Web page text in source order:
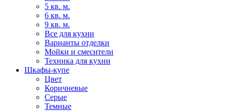
5 кв. м.
6 кв. м.
9 кв. м.
Все для кухни
Варианты отделки
Мойки и смесители
Техника для кухни
Шкафы-купе
Цвет
Коричневые
Серые
Темные